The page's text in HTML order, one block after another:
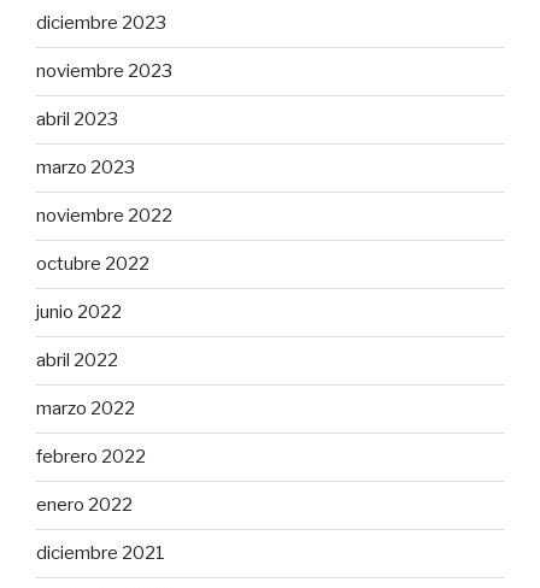
diciembre 2023
noviembre 2023
abril 2023
marzo 2023
noviembre 2022
octubre 2022
junio 2022
abril 2022
marzo 2022
febrero 2022
enero 2022
diciembre 2021